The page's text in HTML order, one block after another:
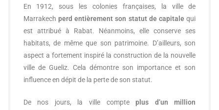
En 1912, sous les colonies françaises, la ville de
Marrakech perd entièrement son statut de capitale qui
est attribué à Rabat. Néanmoins, elle conserve ses
habitats, de même que son patrimoine. D’ailleurs, son
aspect a fortement inspiré la construction de la nouvelle
ville de Gueliz. Cela démontre son importance et son
influence en dépit de la perte de son statut.
De nos jours, la ville compteplus d’un million